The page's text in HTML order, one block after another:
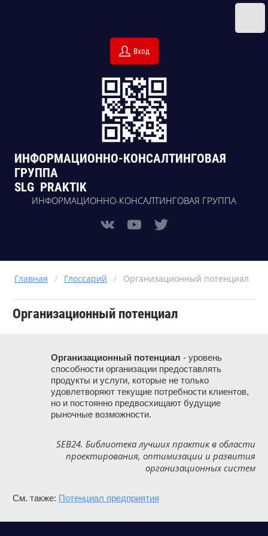
Вход
ИНФОРМАЦИОННО-КОНСАЛТИНГОВАЯ ГРУППА
ИНФОРМАЦИОННО-КОНСАЛТИНГОВАЯ
ГРУППА
SLG PRAKTIK
Главная / Глоссарий / Организационный потенциал
Организационный потенциал
Организационный потенциал - уровень
способности организации предоставлять
продукты и услуги, которые не только
удовлетворяют текущие потребности клиентов,
но и постоянно предвосхищают будущие
рыночные возможности.
SEB24. Библиотека лучших практик в области
проектирования, оптимизации и развития
организационных систем
См. также: Потенциал предприятия